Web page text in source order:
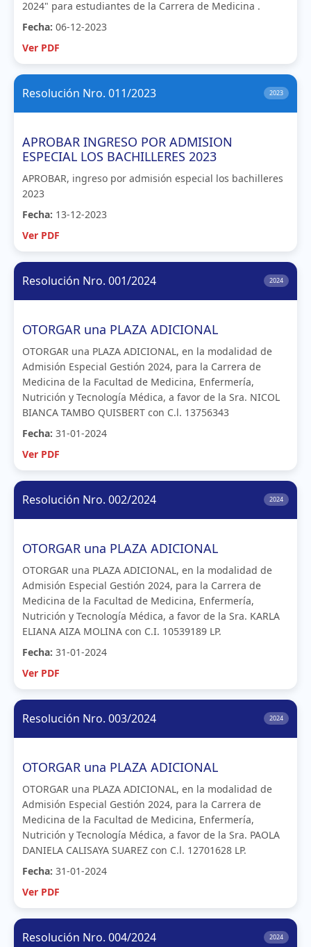
2024" para estudiantes de la Carrera de Medicina .
Fecha: 06-12-2023
Ver PDF
Resolución Nro. 011/2023 2023
APROBAR INGRESO POR ADMISION
ESPECIAL LOS BACHILLERES 2023
APROBAR, ingreso por admisión especial los bachilleres
2023
Fecha: 13-12-2023
Ver PDF
Resolución Nro. 001/2024 2024
OTORGAR una PLAZA ADICIONAL
OTORGAR una PLAZA ADICIONAL, en la modalidad de
Admisión Especial Gestión 2024, para la Carrera de
Medicina de la Facultad de Medicina, Enfermería,
Nutrición y Tecnología Médica, a favor de la Sra. NICOL
BIANCA TAMBO QUISBERT con C.l. 13756343
Fecha: 31-01-2024
Ver PDF
Resolución Nro. 002/2024 2024
OTORGAR una PLAZA ADICIONAL
OTORGAR una PLAZA ADICIONAL, en la modalidad de
Admisión Especial Gestión 2024, para la Carrera de
Medicina de la Facultad de Medicina, Enfermería,
Nutrición y Tecnología Médica, a favor de la Sra. KARLA
ELIANA AIZA MOLINA con C.I. 10539189 LP.
Fecha: 31-01-2024
Ver PDF
Resolución Nro. 003/2024 2024
OTORGAR una PLAZA ADICIONAL
OTORGAR una PLAZA ADICIONAL, en la modalidad de
Admisión Especial Gestión 2024, para la Carrera de
Medicina de la Facultad de Medicina, Enfermería,
Nutrición y Tecnología Médica, a favor de la Sra. PAOLA
DANIELA CALISAYA SUAREZ con C.l. 12701628 LP.
Fecha: 31-01-2024
Ver PDF
Resolución Nro. 004/2024 2024